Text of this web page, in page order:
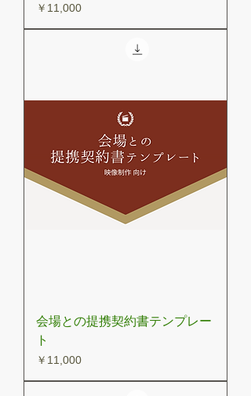
価格
￥11,000
会場との提携契約書テンプレー
ト
価格
￥11,000